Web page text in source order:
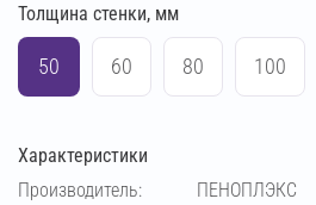
1030 1230
Толщина стенки, мм
50 60 80 100
Характеристики
Производитель:
ПЕНОПЛЭКС